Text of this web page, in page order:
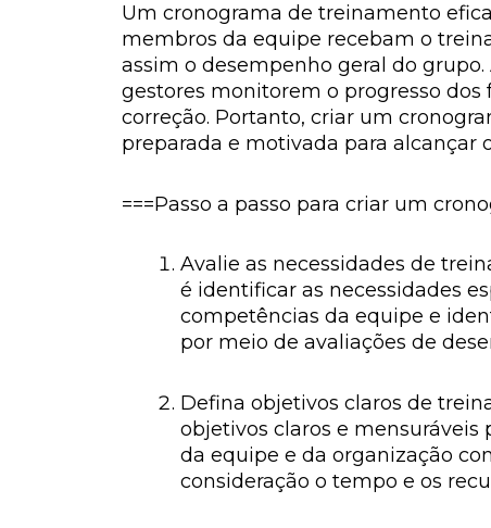
Um cronograma de treinamento
membros da equipe recebam o
assim o desempenho geral do
gestores monitorem o progresso
correção. Portanto, criar um
preparada e motivada para alcançar
===Passo a passo para criar um
Avalie as necessidades de
é identificar as necessidades
competências da equipe e
por meio de avaliações de
Defina objetivos claros de
objetivos claros e mensuráveis
da equipe e da organização
consideração o tempo e os